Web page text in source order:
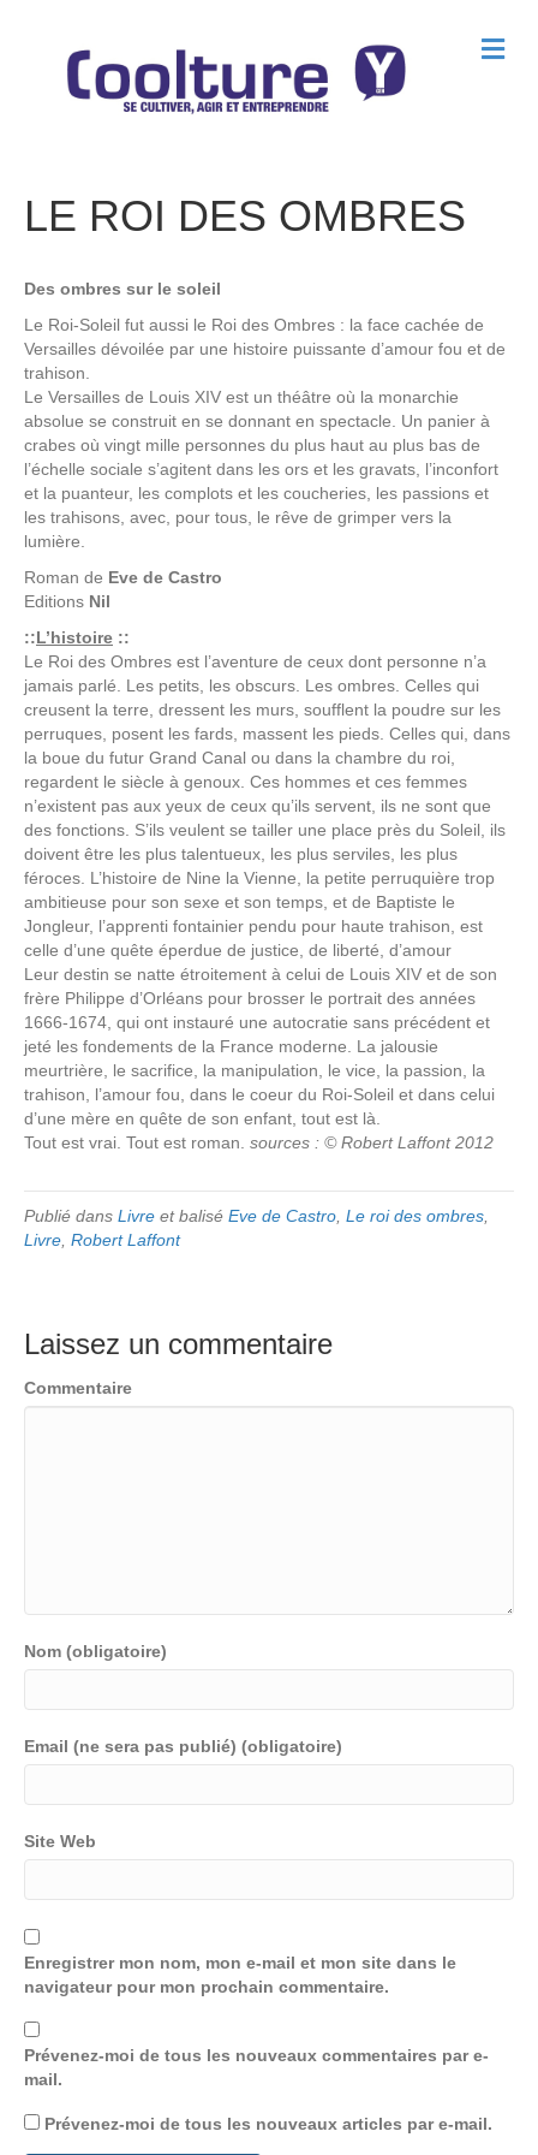
M
e
LE ROI DES OMBRES
Des ombres sur le soleil
Le Roi-Soleil fut aussi le Roi des Ombres : la face cachée de
Versailles dévoilée par une histoire puissante d’amour fou et de
trahison.
Le Versailles de Louis XIV est un théâtre où la monarchie
absolue se construit en se donnant en spectacle. Un panier à
crabes où vingt mille personnes du plus haut au plus bas de
l’échelle sociale s’agitent dans les ors et les gravats, l’inconfort
et la puanteur, les complots et les coucheries, les passions et
les trahisons, avec, pour tous, le rêve de grimper vers la
lumière.
Roman de Eve de Castro
Editions Nil
::L’histoire ::
Le Roi des Ombres est l’aventure de ceux dont personne n’a
jamais parlé. Les petits, les obscurs. Les ombres. Celles qui
creusent la terre, dressent les murs, soufflent la poudre sur les
perruques, posent les fards, massent les pieds. Celles qui, dans
la boue du futur Grand Canal ou dans la chambre du roi,
regardent le siècle à genoux. Ces hommes et ces femmes
n’existent pas aux yeux de ceux qu’ils servent, ils ne sont que
des fonctions. S’ils veulent se tailler une place près du Soleil, ils
doivent être les plus talentueux, les plus serviles, les plus
féroces. L’histoire de Nine la Vienne, la petite perruquière trop
ambitieuse pour son sexe et son temps, et de Baptiste le
Jongleur, l’apprenti fontainier pendu pour haute trahison, est
celle d’une quête éperdue de justice, de liberté, d’amour
Leur destin se natte étroitement à celui de Louis XIV et de son
frère Philippe d’Orléans pour brosser le portrait des années
1666-1674, qui ont instauré une autocratie sans précédent et
jeté les fondements de la France moderne. La jalousie
meurtrière, le sacrifice, la manipulation, le vice, la passion, la
trahison, l’amour fou, dans le coeur du Roi-Soleil et dans celui
d’une mère en quête de son enfant, tout est là.
Tout est vrai. Tout est roman. sources : © Robert Laffont 2012
Publié dans Livre et balisé Eve de Castro Le roi des ombres
Livre Robert Laffont
Laissez un commentaire
Commentaire
Nom (obligatoire)
Email (ne sera pas publié) (obligatoire)
Site Web
Enregistrer mon nom, mon e-mail et mon site dans le
navigateur pour mon prochain commentaire.
Prévenez-moi de tous les nouveaux commentaires par e-
mail.
Prévenez-moi de tous les nouveaux articles par e-mail.